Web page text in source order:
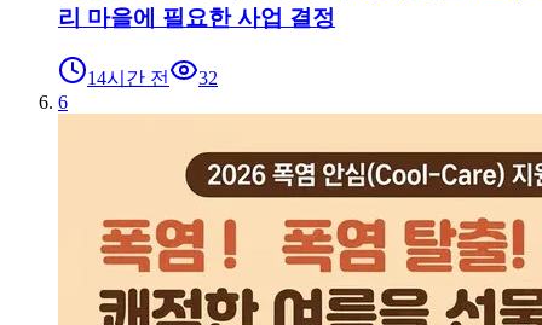
리 마을에 필요한 사업 결정
14시간 전
32
6